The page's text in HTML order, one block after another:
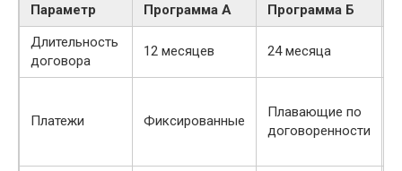
Параметр Программа А Программа Б
Длительность
договора
12 месяцев 24 месяца
Платежи Фиксированные
Плавающие по
договоренности